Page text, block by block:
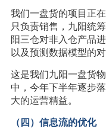
我们一盘货的项目正
只负责销售，九阳统
阳三仓对非入仓产品
以及预测数据模型的
这是我们九阳一盘货
中，今年下半年逐步
大的运营精益。
（四）信息流的优化